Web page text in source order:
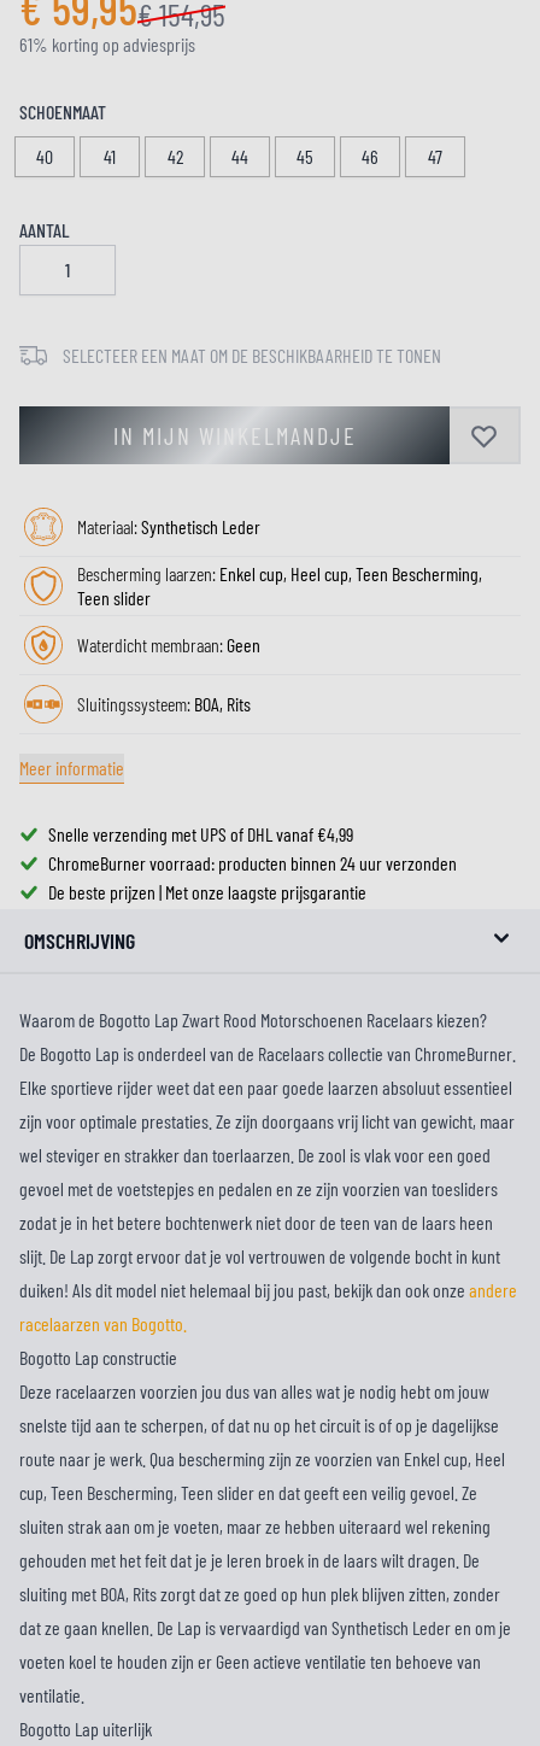
€ 154,95
61% korting op adviesprijs
SCHOENMAAT
40
41 42 44 45 46 47
AANTAL
SELECTEER EEN MAAT OM DE BESCHIKBAARHEID TE TONEN
IN MIJN WINKELMANDJE
Materiaal:Synthetisch Leder
Bescherming laarzen: Enkel cup, Heel cup, Teen Bescherming,
Teen slider
Waterdicht membraan:Geen
Sluitingssysteem: BOA, Rits
Meer informatie
Snelle verzending met UPS of DHL vanaf €4,99
ChromeBurner voorraad: producten binnen 24 uur verzonden
De beste prijzen | Met onze laagste prijsgarantie
OMSCHRIJVING
Waarom de Bogotto Lap Zwart Rood Motorschoenen Racelaars kiezen?
De Bogotto Lap is onderdeel van de Racelaars collectie van ChromeBurner.
Elke sportieve rijder weet dat een paar goede laarzen absoluut essentieel
zijn voor optimale prestaties. Ze zijn doorgaans vrij licht van gewicht, maar
wel steviger en strakker dan toerlaarzen. De zool is vlak voor een goed
gevoel met de voetstepjes en pedalen en ze zijn voorzien van toesliders
zodat je in het betere bochtenwerk niet door de teen van de laars heen
slijt. De Lap zorgt ervoor dat je vol vertrouwen de volgende bocht in kunt
duiken! Als dit model niet helemaal bij jou past, bekijk dan ook onze andere
racelaarzen van Bogotto.
Bogotto Lap constructie
Deze racelaarzen voorzien jou dus van alles wat je nodig hebt om jouw
snelste tijd aan te scherpen, of dat nu op het circuit is of op je dagelijkse
route naar je werk. Qua bescherming zijn ze voorzien van Enkel cup, Heel
cup, Teen Bescherming, Teen slider en dat geeft een veilig gevoel. Ze
sluiten strak aan om je voeten, maar ze hebben uiteraard wel rekening
gehouden met het feit dat je je leren broek in de laars wilt dragen. De
sluiting met BOA, Rits zorgt dat ze goed op hun plek blijven zitten, zonder
dat ze gaan knellen. De Lap is vervaardigd van Synthetisch Leder en om je
voeten koel te houden zijn er Geen actieve ventilatie ten behoeve van
ventilatie.
Bogotto Lap uiterlijk